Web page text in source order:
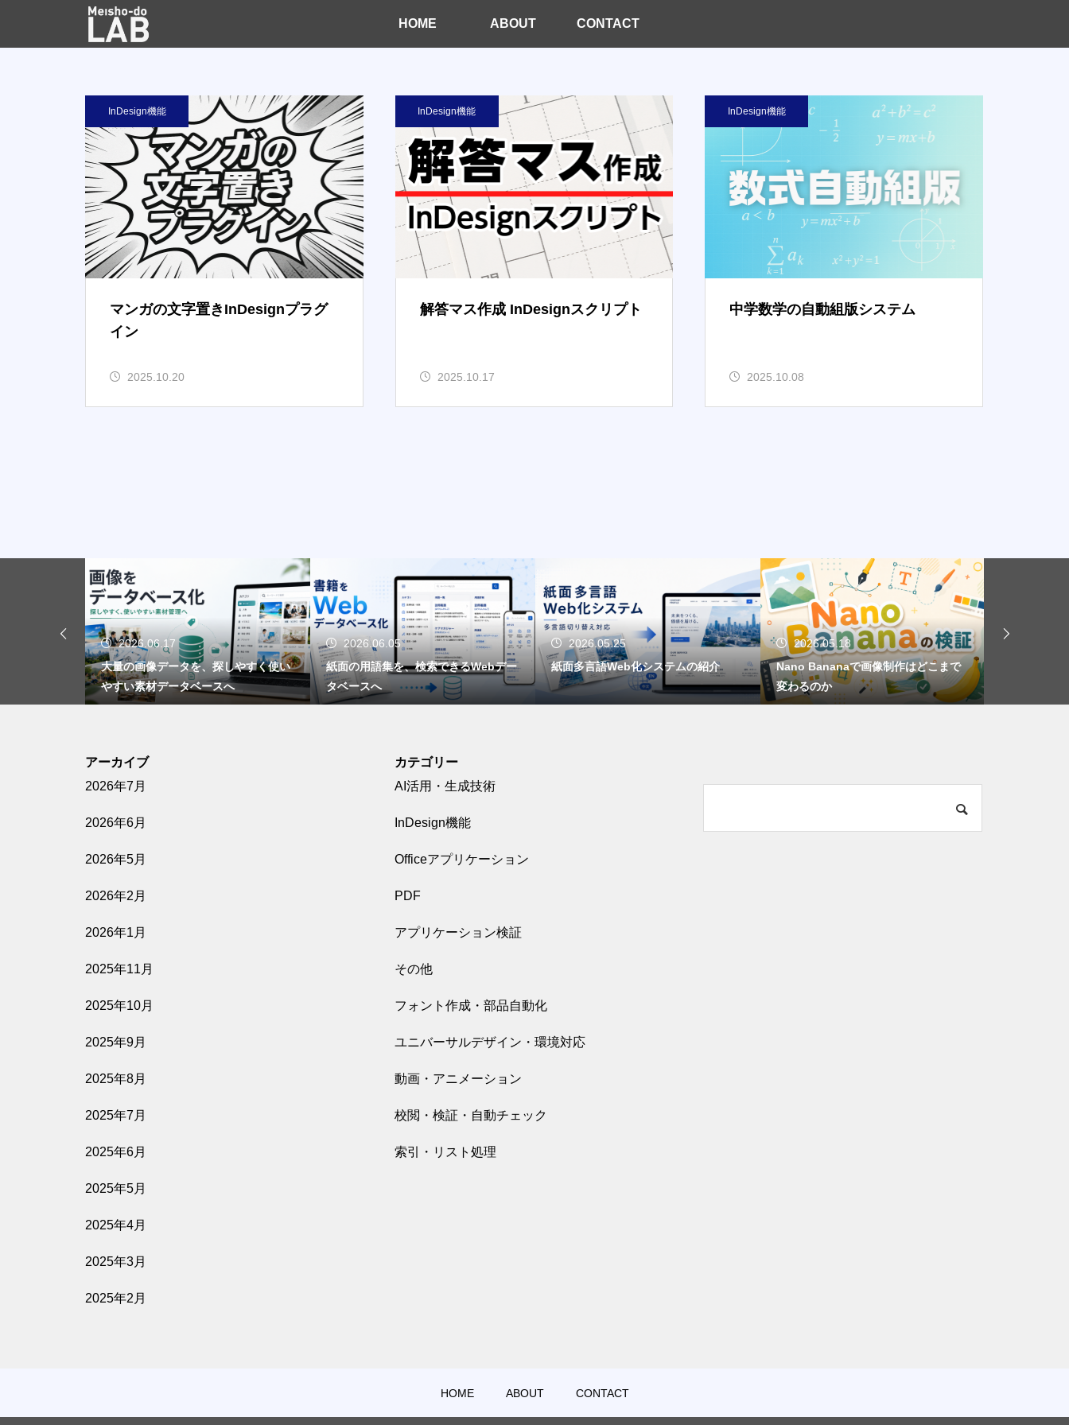
HOME ABOUT CONTACT
InDesign機能
マンガの文字置きInDesignプラグ
イン
2025.10.20
InDesign機能
解答マス作成 InDesignスクリプト
2025.10.17
InDesign機能
中学数学の自動組版システム
2025.10.08
2026.06.17
大量の画像データを、探しやすく使い
やすい素材データベースへ
2026.06.05
紙面の用語集を、検索できるWebデー
タベースへ
2026.05.25
紙面多言語Web化システムの紹介
2026.05.18
Nano Bananaで画像制作はどこまで
変わるのか
アーカイブ
2026年7月
2026年6月
2026年5月
2026年2月
2026年1月
2025年11月
2025年10月
2025年9月
2025年8月
2025年7月
2025年6月
2025年5月
2025年4月
2025年3月
2025年2月
カテゴリー
AI活用・生成技術
InDesign機能
Officeアプリケーション
PDF
アプリケーション検証
その他
フォント作成・部品自動化
ユニバーサルデザイン・環境対応
動画・アニメーション
校閲・検証・自動チェック
索引・リスト処理
HOME ABOUT CONTACT